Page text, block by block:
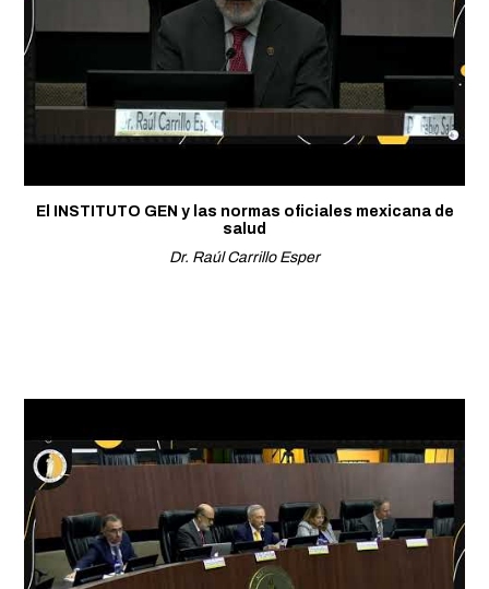
El INSTITUTO GEN y las normas oficiales mexicana de
salud
Dr. Raúl Carrillo Esper